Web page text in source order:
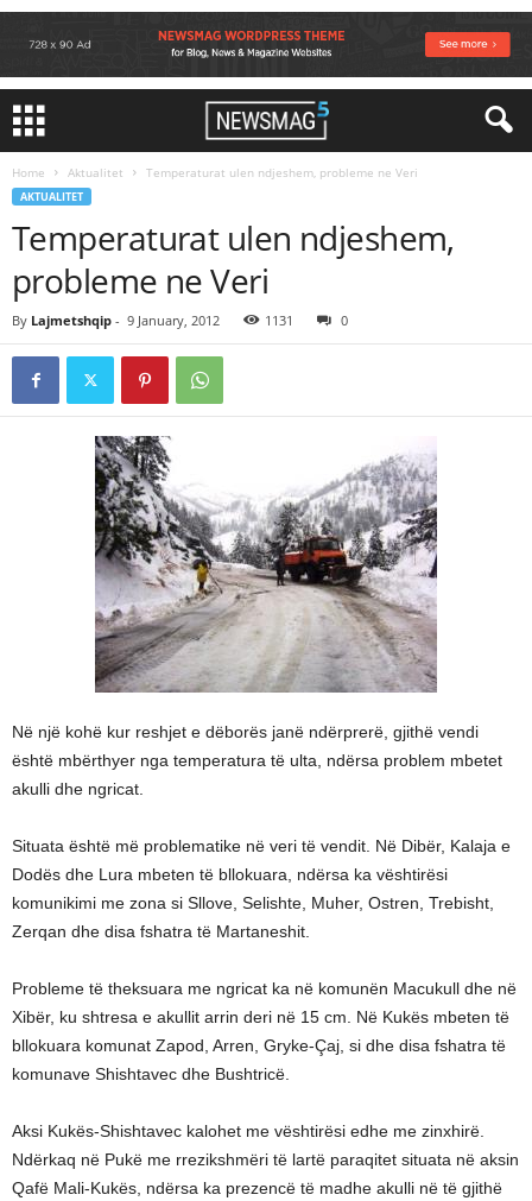
Home Aktualitet Temperaturat ulen ndjeshem, probleme ne Veri
AKTUALITET
Temperaturat ulen ndjeshem,
probleme ne Veri
By Lajmetshqip - 9 January, 2012 1131 0
Në një kohë kur reshjet e dëborës janë ndërprerë, gjithë vendi
është mbërthyer nga temperatura të ulta, ndërsa problem mbetet
akulli dhe ngricat.
Situata është më problematike në veri të vendit. Në Dibër, Kalaja e
Dodës dhe Lura mbeten të bllokuara, ndërsa ka vështirësi
komunikimi me zona si Sllove, Selishte, Muher, Ostren, Trebisht,
Zerqan dhe disa fshatra të Martaneshit.
Probleme të theksuara me ngricat ka në komunën Macukull dhe në
Xibër, ku shtresa e akullit arrin deri në 15 cm. Në Kukës mbeten të
bllokuara komunat Zapod, Arren, Gryke-Çaj, si dhe disa fshatra të
komunave Shishtavec dhe Bushtricë.
Aksi Kukës-Shishtavec kalohet me vështirësi edhe me zinxhirë.
Ndërkaq në Pukë me rrezikshmëri të lartë paraqitet situata në aksin
Qafë Mali-Kukës, ndërsa ka prezencë të madhe akulli në të gjithë